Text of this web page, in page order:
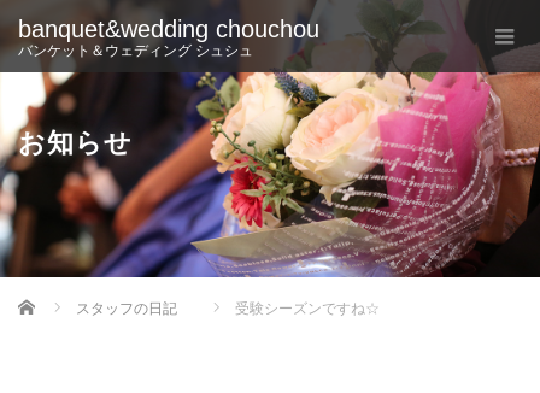
banquet&wedding chouchou
バンケット＆ウェディング シュシュ
お知らせ
Home スタッフの日記 受験シーズンですね☆